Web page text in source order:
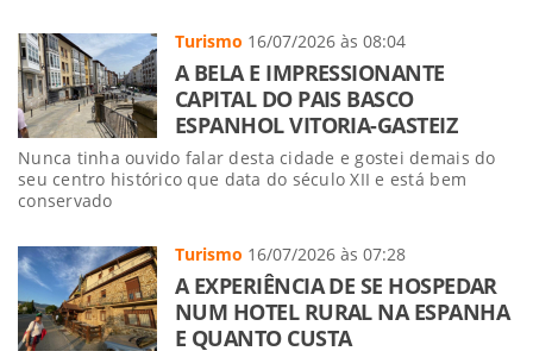
Turismo 16/07/2026 às 08:04
A BELA E IMPRESSIONANTE
CAPITAL DO PAIS BASCO
ESPANHOL VITORIA-GASTEIZ
Nunca tinha ouvido falar desta cidade e gostei demais do
seu centro histórico que data do século XII e está bem
conservado
Turismo 16/07/2026 às 07:28
A EXPERIÊNCIA DE SE HOSPEDAR
NUM HOTEL RURAL NA ESPANHA
E QUANTO CUSTA